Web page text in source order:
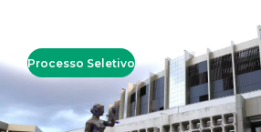
Processo Seletivo